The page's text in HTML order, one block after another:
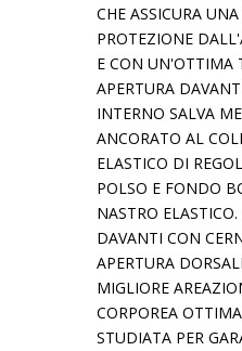
CHE ASSICURA
PROTEZIONE
E CON UN'OTTIMA
APERTURA
INTERNO SALVA
ANCORATO AL
ELASTICO DI
POLSO E FONDO
NASTRO
DAVANTI CON
APERTURA
MIGLIORE
CORPOREA
STUDIATA PER